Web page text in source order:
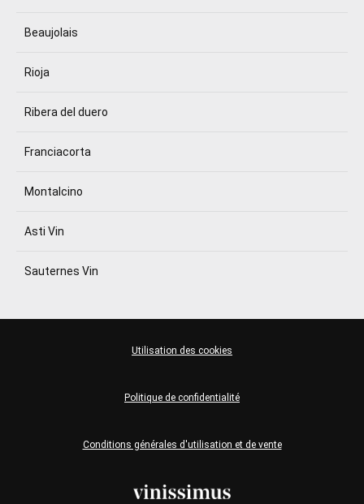
Beaujolais
Rioja
Ribera del duero
Franciacorta
Montalcino
Asti Vin
Sauternes Vin
Conditions générales d'utilisation et de vente
Politique de confidentialité
Utilisation des cookies